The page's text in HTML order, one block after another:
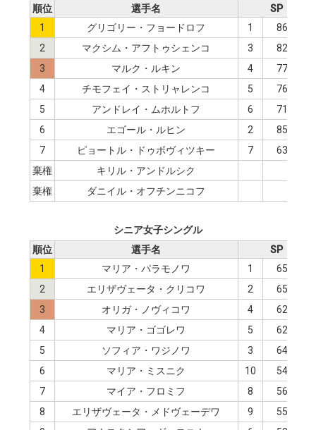
順位
選手名
SP
1
グリゴリー・フョードロフ 1
86.39
2
マクシム・アフトゥシェンコ 3
82.08
3
マルク・ルキン 4
77.42
4
チモフェイ・ストリャレンコ 5
76.06
5
アンドレイ・ムホルトフ 6
71.00
6
エゴール・ルヒン 2
85.49
7
ピョートル・ドゥボヴィツキー 7
63.73
棄権
キリル・アンドルシク
棄権
ダニイル・オフチンニコフ
シニア女子シングル
順位
選手名
SP
1
マリア・パラモノワ 1
65.02
2
エリザヴェータ・クリコワ 2
65.00
3
オリガ・ノヴィコワ 4
62.92
4
マリア・ゴゴレワ 5
62.24
5
ソフィア・ワジノワ 3
64.42
6
マリア・ミスニク 10
54.47
7
マイア・フロミフ 8
56.51
8
エリザヴェータ・メドヴェーデワ 9
55.83